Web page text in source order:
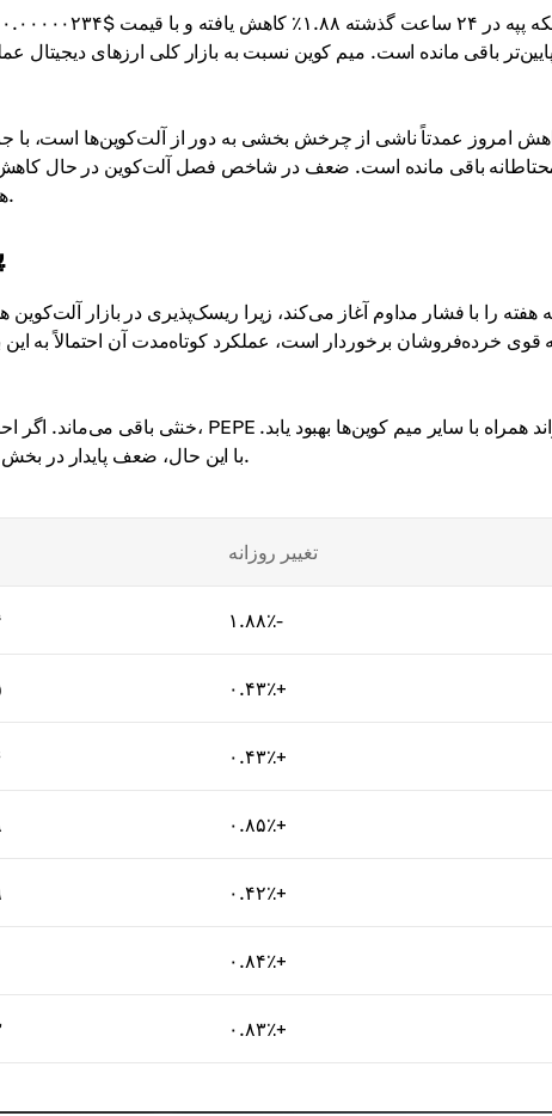
پایین‌تر باقی مانده است. میم کوین نسبت به بازار کلی ارزهای دیجیتال
امروز عمدتاً ناشی از چرخش بخشی به دور از آلت‌کوین‌ها است، با
باقی مانده است. ضعف در شاخص فصل آلت‌کوین در حال
تقاضای کمتر برای ارزهای دیجیتال سفته‌بازانه مانند PEPE هستند.
هفته را با فشار مداوم آغاز می‌کند، زیرا ریسک‌پذیری در بازار
قوی خرده‌فروشان برخوردار است، عملکرد کوتاه‌مدت آن احتمالاً به این
با این حال، ضعف پایدار در بخش آلت‌کوین ممکن است توکن را در کوتاه‌مدت تحت فشار نگه دارد.
تغییر روزانه
۱.۸۸٪-
۰.۴۳٪+
۰.۴۳٪+
۰.۸۵٪+
۰.۴۲٪+
۰.۸۴٪+
۰.۸۳٪+